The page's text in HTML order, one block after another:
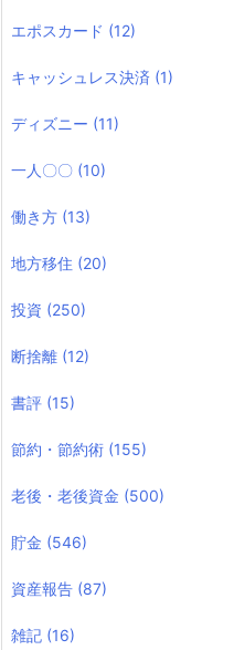
エポスカード (12)
キャッシュレス決済 (1)
ディズニー (11)
一人〇〇 (10)
働き方 (13)
地方移住 (20)
投資 (250)
断捨離 (12)
書評 (15)
節約・節約術 (155)
老後・老後資金 (500)
貯金 (546)
資産報告 (87)
雑記 (16)